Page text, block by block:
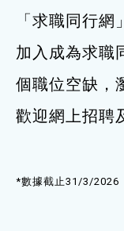
「求職同行
加入成為求職
個職位空缺，
歡迎網上招聘
*數據截止31/3/2026